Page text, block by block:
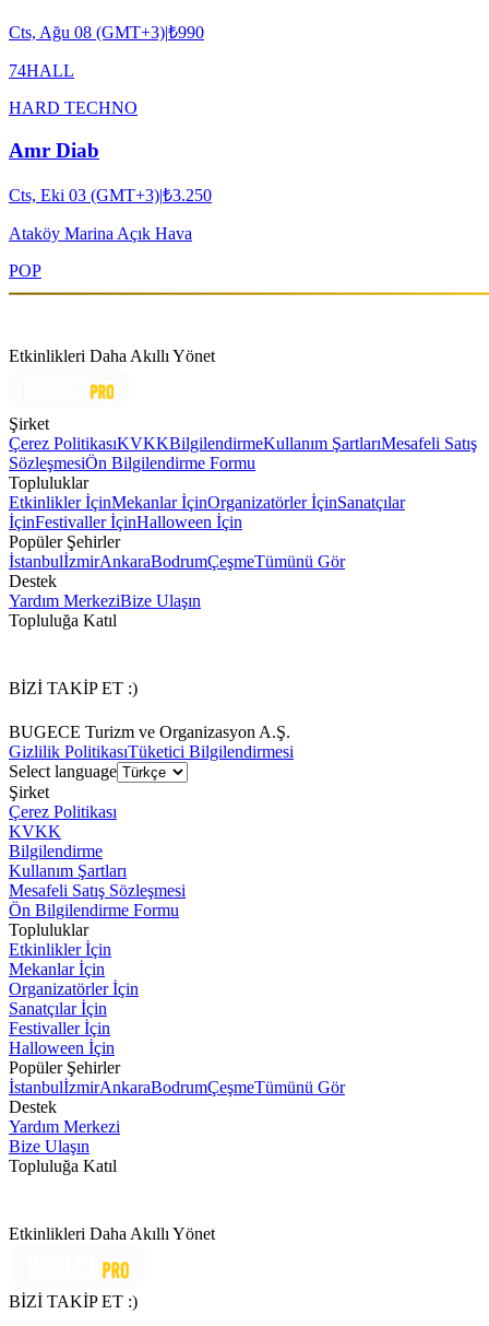
Cts, Ağu 08 (GMT+3)|₺990
74HALL
HARD TECHNO
Amr Diab
Cts, Eki 03 (GMT+3)|₺3.250
Ataköy Marina Açık Hava
POP
Etkinlikleri Daha Akıllı Yönet
Şirket
Çerez PolitikasıKVKKBilgilendirmeKullanım ŞartlarıMesafeli Satış
SözleşmesiÖn Bilgilendirme Formu
Topluluklar
Etkinlikler İçinMekanlar İçinOrganizatörler İçinSanatçılar
İçinFestivaller İçinHalloween İçin
Popüler Şehirler
İstanbulİzmirAnkaraBodrumÇeşmeTümünü Gör
Destek
Yardım MerkeziBize Ulaşın
Topluluğa Katıl
BİZİ TAKİP ET :)
BUGECE Turizm ve Organizasyon A.Ş.
Gizlilik PolitikasıTüketici Bilgilendirmesi
Select language
Şirket
Çerez Politikası
KVKK
Bilgilendirme
Kullanım Şartları
Mesafeli Satış Sözleşmesi
Ön Bilgilendirme Formu
Topluluklar
Etkinlikler İçin
Mekanlar İçin
Organizatörler İçin
Sanatçılar İçin
Festivaller İçin
Halloween İçin
Popüler Şehirler
İstanbulİzmirAnkaraBodrumÇeşmeTümünü Gör
Destek
Yardım Merkezi
Bize Ulaşın
Topluluğa Katıl
Etkinlikleri Daha Akıllı Yönet
BİZİ TAKİP ET :)